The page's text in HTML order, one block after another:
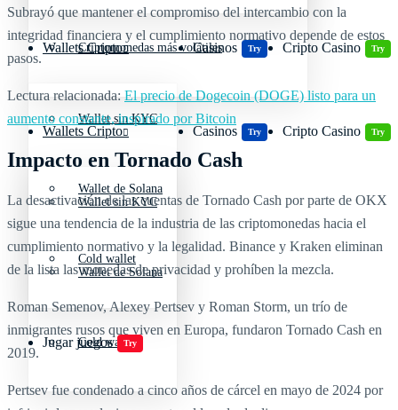
Wallets Cripto
Wallet sin KYC
Wallet de Solana
Cold wallet
Casinos Try Cripto Casino Try
Jugar juegos Try
Criptomonedas más volátiles
Wallets Cripto
Wallet sin KYC
Wallet de Solana
Cold wallet
Casinos Try Cripto Casino Try
Subrayó que mantener el compromiso del intercambio con la
integridad financiera y el cumplimiento normativo depende de estos
pasos.
Lectura relacionada: El precio de Dogecoin (DOGE) listo para un
aumento constante, inspirado por Bitcoin
Impacto en Tornado Cash
La desactivación de las cuentas de Tornado Cash por parte de OKX
sigue una tendencia de la industria de las criptomonedas hacia el
cumplimiento normativo y la legalidad. Binance y Kraken eliminan
de la lista las monedas de privacidad y prohíben la mezcla.
Roman Semenov, Alexey Pertsev y Roman Storm, un trío de
inmigrantes rusos que viven en Europa, fundaron Tornado Cash en
2019.
Pertsev fue condenado a cinco años de cárcel en mayo de 2024 por